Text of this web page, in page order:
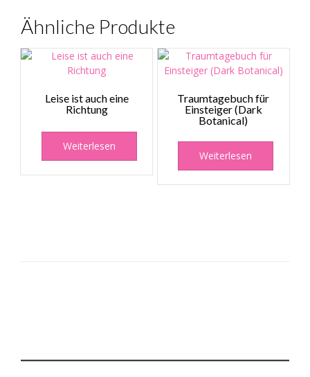
Ähnliche Produkte
Leise ist auch eine
Richtung
Weiterlesen
Traumtagebuch für
Einsteiger (Dark
Botanical)
Weiterlesen